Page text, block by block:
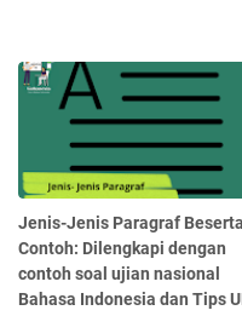
Jenis-Jenis Paragraf Beserta
Contoh: Dilengkapi dengan
contoh soal ujian nasional
Bahasa Indonesia dan Tips